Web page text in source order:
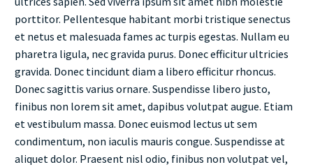
porttitor. Pellentesque habitant morbi tristique senectus
et netus et malesuada fames ac turpis egestas. Nullam eu
pharetra ligula, nec gravida purus. Donec efficitur ultricies
gravida. Donec tincidunt diam a libero efficitur rhoncus.
Donec sagittis varius ornare. Suspendisse libero justo,
finibus non lorem sit amet, dapibus volutpat augue. Etiam
et vestibulum massa. Donec euismod lectus ut sem
condimentum, non iaculis mauris congue. Suspendisse at
aliquet dolor. Praesent nisl odio, finibus non volutpat vel,